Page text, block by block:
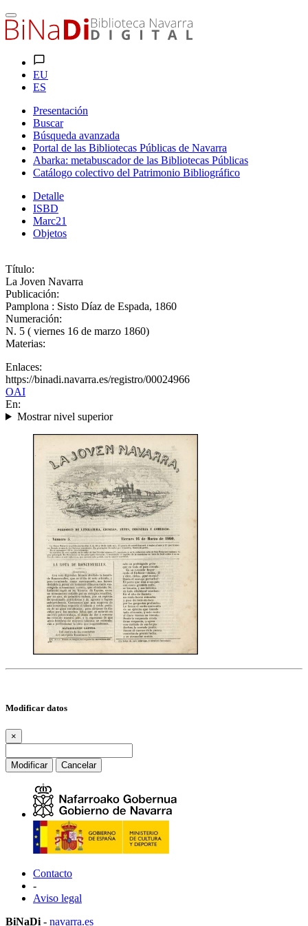
EU
ES
Presentación
Buscar
Búsqueda avanzada
Portal de las Bibliotecas Públicas de Navarra
Abarka: metabuscador de las Bibliotecas Públicas
Catálogo colectivo del Patrimonio Bibliográfico
Detalle
ISBD
Marc21
Objetos
Título:
La Joven Navarra
Publicación:
Pamplona : Sisto Díaz de Espada, 1860
Numeración:
N. 5 ( viernes 16 de marzo 1860)
Materias:
Enlaces:
https://binadi.navarra.es/registro/00024966
OAI
En:
Mostrar nivel superior
Modificar datos
×
Modificar Cancelar
Contacto
-
Aviso legal
BiNaDi - navarra.es